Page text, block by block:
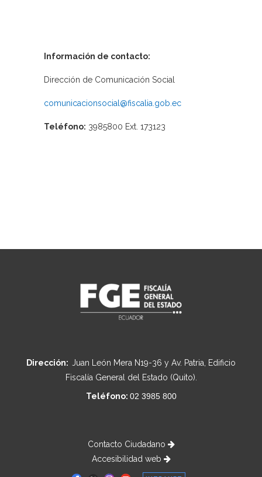
Información de contacto:
Dirección de Comunicación Social
comunicacionsocial@fiscalia.gob.ec
Teléfono: 3985800 Ext. 173123
Dirección: Juan León Mera N19-36 y Av. Patria, Edificio
Fiscalía General del Estado (Quito).
Teléfono: 02 3985 800
Contacto Ciudadano
Accesibilidad web